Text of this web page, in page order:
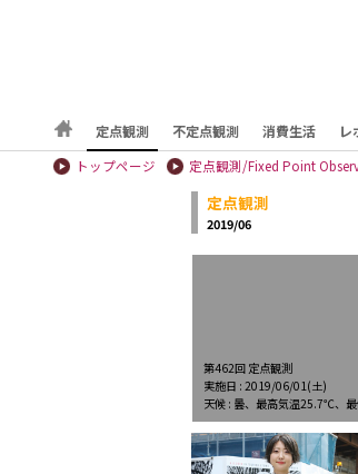
定点観測 不定点観測 消費生活 レ
トップページ 定点観測/Fixed Point
定点観測
2019/06
第462回 定点観測
実施日 : 2019/06/01(土)
天候 : 曇、最高気温25.7℃、